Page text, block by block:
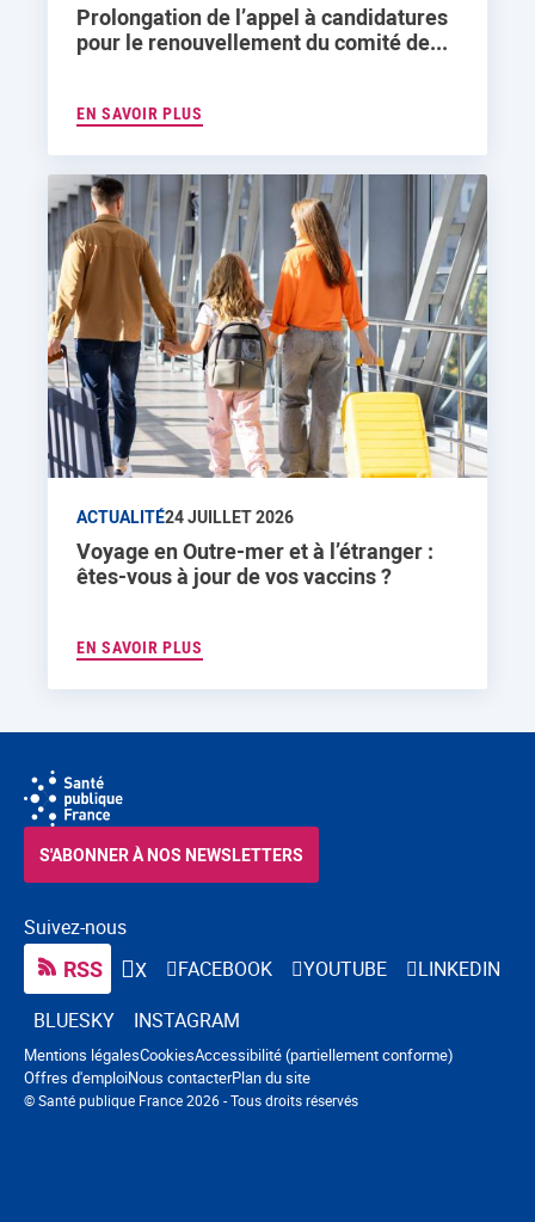
Prolongation de l’appel à candidatures
pour le renouvellement du comité de...
EN SAVOIR PLUS
ACTUALITÉ24 JUILLET 2026
Voyage en Outre-mer et à l’étranger :
êtes-vous à jour de vos vaccins ?
EN SAVOIR PLUS
Suivez-nous
RSS X FACEBOOK YOUTUBE
LINKEDIN
BLUESKY
INSTAGRAM
S'ABONNER À NOS NEWSLETTERS
© Santé publique France 2026 - Tous droits réservés
Navigation pied de page
Mentions légalesCookiesAccessibilité (partiellement conforme)
Offres d'emploiNous contacterPlan du site